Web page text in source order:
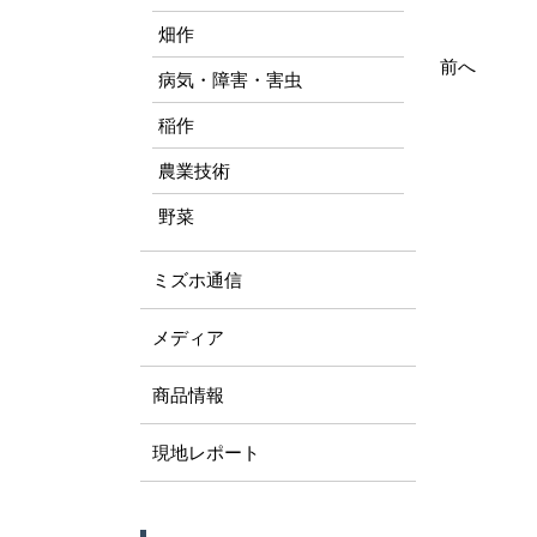
前へ
畑作
病気・障害・害虫
稲作
農業技術
野菜
ミズホ通信
メディア
商品情報
現地レポート